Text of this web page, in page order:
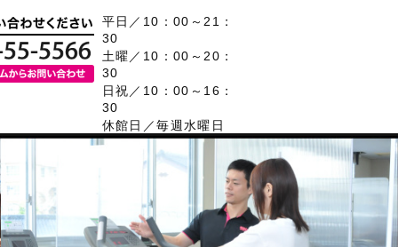
平日／10：00～21：
30
土曜／10：00～20：
30
日祝／10：00～16：
30
休館日／毎週水曜日